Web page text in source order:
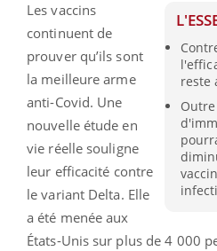
reste
Les vaccins
continuent de
prouver qu’ils sont
la meilleure arme
anti-Covid. Une
nouvelle étude en
vie réelle souligne
leur efficacité contre
le variant Delta. Elle
a été menée aux
États-Unis sur plus de 4 000